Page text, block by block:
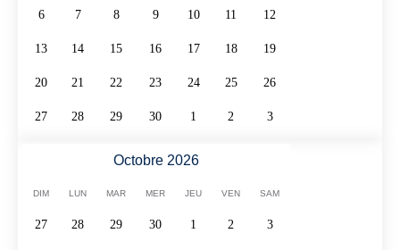
6 7 8 9 10 11 12
13 14 15 16 17 18 19
20 21 22 23 24 25 26
27 28 29 30 1 2 3
Octobre 2026
DIM LUN MAR MER JEU VEN SAM
27 28 29 30 1 2 3